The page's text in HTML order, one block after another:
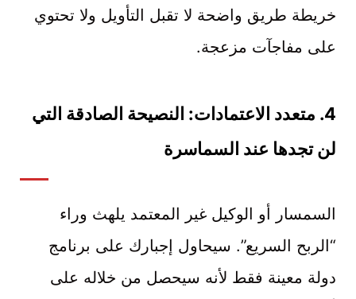
خريطة طريق واضحة لا تقبل التأويل ولا تحتوي
على مفاجآت مزعجة.
4. متعدد الاعتمادات: النصيحة الصادقة التي
لن تجدها عند السماسرة
السمسار أو الوكيل غير المعتمد يلهث وراء
“الربح السريع”. سيحاول إجبارك على برنامج
دولة معينة فقط لأنه سيحصل من خلاله على